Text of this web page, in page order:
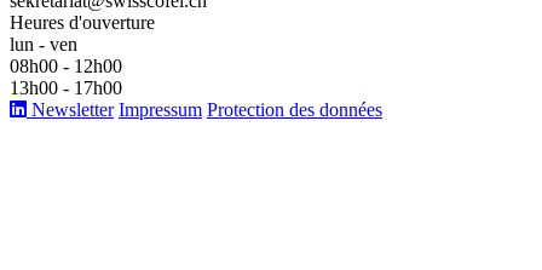
Heures d'ouverture
lun - ven
08h00 - 12h00
13h00 - 17h00
Newsletter Impressum Protection des données